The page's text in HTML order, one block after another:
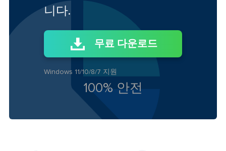
니다.
무료 다운로드
Windows 11/10/8/7 지원
100% 안전